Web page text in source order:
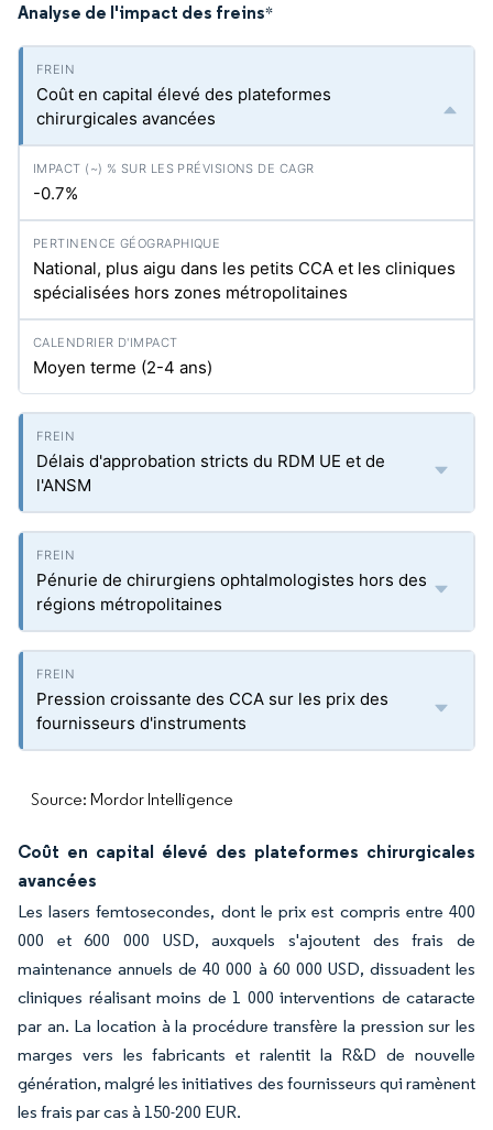
Analyse de l'impact des freins*
Coût en capital élevé des plateformes
chirurgicales avancées
-0.7%
National, plus aigu dans les petits CCA et les cliniques
spécialisées hors zones métropolitaines
Moyen terme (2-4 ans)
Délais d'approbation stricts du RDM UE et de
l'ANSM
Pénurie de chirurgiens ophtalmologistes hors des
régions métropolitaines
Pression croissante des CCA sur les prix des
fournisseurs d'instruments
Source: Mordor Intelligence
Coût en capital élevé des plateformes chirurgicales
avancées
Les lasers femtosecondes, dont le prix est compris entre 400
000 et 600 000 USD, auxquels s'ajoutent des frais de
maintenance annuels de 40 000 à 60 000 USD, dissuadent les
cliniques réalisant moins de 1 000 interventions de cataracte
par an. La location à la procédure transfère la pression sur les
marges vers les fabricants et ralentit la R&D de nouvelle
génération, malgré les initiatives des fournisseurs qui ramènent
les frais par cas à 150-200 EUR.